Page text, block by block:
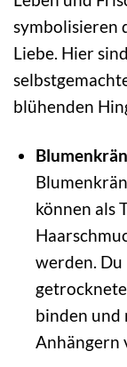
symbolisieren
Liebe. Hier
blühenden
können als
werden. Du
binden und
Anhängern